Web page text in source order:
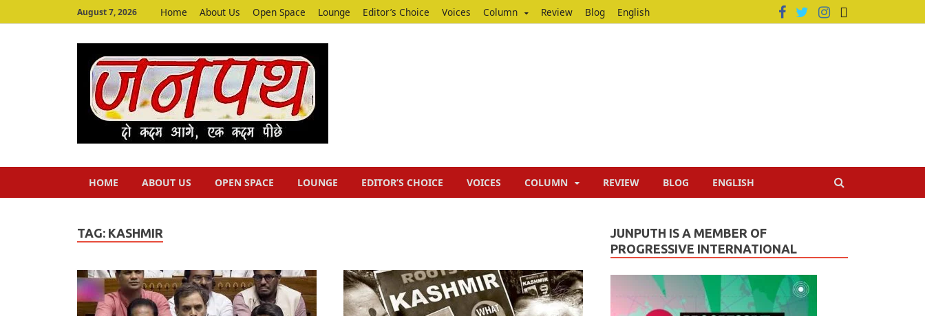
August 7, 2026 Home About Us Open Space Lounge Editor’s Choice Voices Column Review Blog English
HOME ABOUT US OPEN SPACE LOUNGE EDITOR’S CHOICE VOICES COLUMN REVIEW BLOG ENGLISH
TAG: KASHMIR
JUNPUTH IS A MEMBER OF
PROGRESSIVE INTERNATIONAL